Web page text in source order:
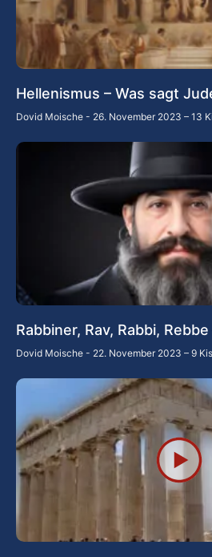
Hellenismus – Was sagt
Dovid Moische 26. November 2023 – 13
Rabbiner, Rav, Rabbi,
Dovid Moische 22. November 2023 – 9